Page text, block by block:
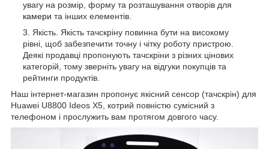
увагу на розмір, форму та розташування отворів для
камери та інших елементів.
Якість. Якість тачскріну повинна бути на високому
рівні, щоб забезпечити точну і чітку роботу пристрою.
Деякі продавці пропонують тачскріни з різних цінових
категорій, тому зверніть увагу на відгуки покупців та
рейтинги продуктів.
Наш інтернет-магазин пропонує якісний сенсор (тачскрін) для
Huawei U8800 Ideos X5, котрий повністю сумісний з
телефоном і прослужить вам протягом довгого часу.